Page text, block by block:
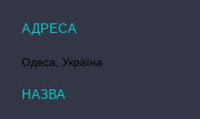
Одеса, Україна